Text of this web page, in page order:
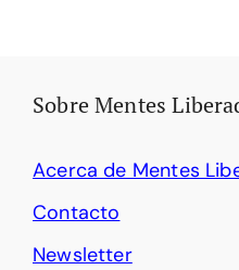
Sobre Mentes
Acerca de Mentes
Contacto
Newsletter